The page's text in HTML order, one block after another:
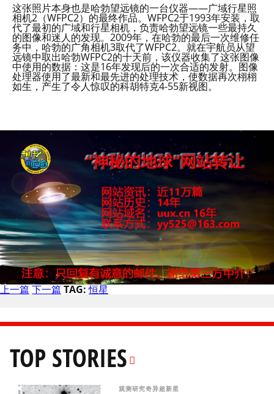
这张照片本身也是哈勃望远镜的一台仪器——广域行星照
相机2（WFPC2）的最终作品。WFPC2于1993年安装，取
代了最初的广域和行星相机，负责哈勃望远镜一些最持久
的图像和迷人的发现。2009年，在哈勃的最后一次维修任
务中，哈勃的广角相机3取代了WFPC2。就在宇航员从望
远镜中取出哈勃WFPC2的十天前，该仪器收集了这张图像
中使用的数据：这是16年发现后的一次合适的发射。图像
处理器使用了最新和最先进的处理技术，使数据再次栩栩
如生，产生了令人惊叹的科胡特克4-55新视图。
上一篇 下一篇 TAG: 恒星
TOP STORIES
观测研究奇异超新星